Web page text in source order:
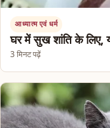
आध्यात्म एवं धर्म
घर में सुख शांति के लिए,
3 मिनट पढ़ें